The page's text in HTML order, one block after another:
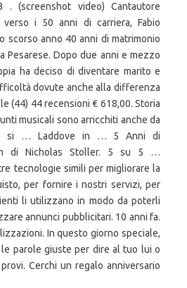
. (screenshot video) Cantautore
i 50 anni di carriera, Fabio
scorso anno 40 anni di matrimonio
Pesarese. Dopo due anni e mezzo
ha deciso di diventare marito e
dovute anche alla differenza
(44) 44 recensioni € 618,00. Storia
musicali sono arricchiti anche da
si … Laddove in … 5 Anni di
di Nicholas Stoller. 5 su 5 …
tecnologie simili per migliorare la
per fornire i nostri servizi, per
li utilizzano in modo da poterli
annunci pubblicitari. 10 anni fa.
In questo giorno speciale,
parole giuste per dire al tuo lui o
Cerchi un regalo anniversario